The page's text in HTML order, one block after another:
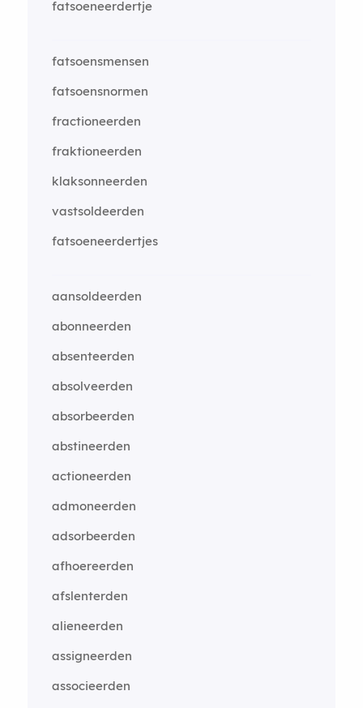
fatsoeneerdertje
fatsoensmensen
fatsoensnormen
fractioneerden
fraktioneerden
klaksonneerden
vastsoldeerden
fatsoeneerdertjes
aansoldeerden
abonneerden
absenteerden
absolveerden
absorbeerden
abstineerden
actioneerden
admoneerden
adsorbeerden
afhoereerden
afslenterden
alieneerden
assigneerden
associeerden